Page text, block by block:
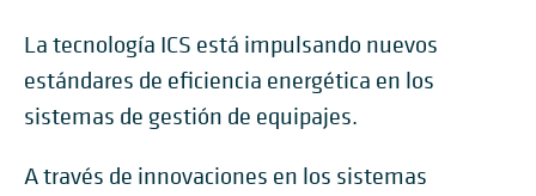
La tecnología ICS está impulsando nuevos
estándares de eficiencia energética en los
sistemas de gestión de equipajes.
A través de innovaciones en los sistemas